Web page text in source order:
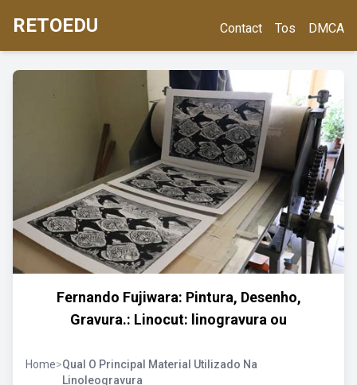
RETOEDU Contact Tos DMCA
Fernando Fujiwara: Pintura, Desenho,
Gravura.: Linocut: linogravura ou
Home>Qual O Principal Material Utilizado Na
Linoleogravura